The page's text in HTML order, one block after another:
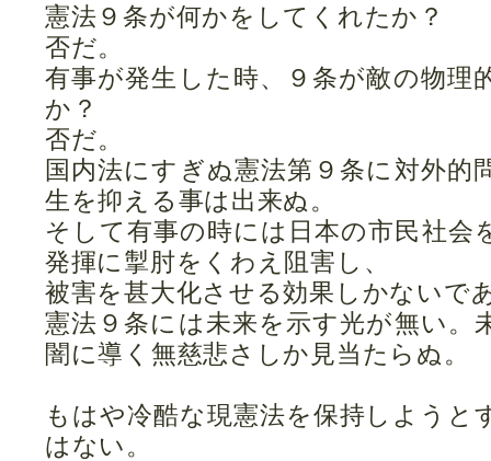
憲法９条が何かをしてくれたか？
否だ。
有事が発生した時、９条が敵の物理
か？
否だ。
国内法にすぎぬ憲法第９条に対外的
生を抑える事は出来ぬ。
そして有事の時には日本の市民社会
発揮に掣肘をくわえ阻害し、
被害を甚大化させる効果しかないで
憲法９条には未来を示す光が無い。
闇に導く無慈悲さしか見当たらぬ。
もはや冷酷な現憲法を保持しようと
はない。